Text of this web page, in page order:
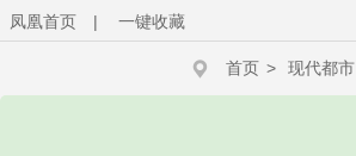
凤凰首页 | 一键收藏
首页 > 现代都市